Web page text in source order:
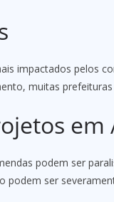
impactados pelos
muitas
podem ser
podem ser